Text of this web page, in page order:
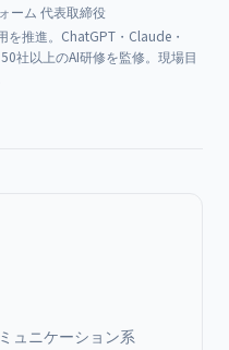
ーム 代表取締役
を推進。ChatGPT・Claude・
社以上のAI研修を監修。現場目
ュニケーション系